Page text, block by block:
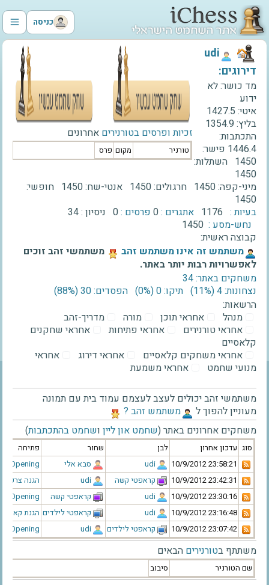
כניסה
זכיות ופרסים בטורנירים אחרונים
טורניר מקום פרס
‫udi‬
דירוגים:
מד כושר:לא
ידוע
איטי: 1427.5
בליץ:1354.9
התכתבות:
1446.4 פישר:
1450 השתלות:
1450
מיני-קפה:1450 חרגולים:1450 אנטי-שח:1450 חופשי:
1450
בעיות : 1176 אתגרים :0 פרסים :0 ניסיון :34
נחש-מסע : 1450
קבוצה ראשית:
‫משתמש זה אינו משתמש זהב‬
משתמשי זהב זוכים
לאפשרויות רבות יותר באתר.
משחקים באתר: 34
נצחונות: 4 ‫(11%)‬
תיקו: 0 ‫(0%)‬
הפסדים: 30 ‫(88%)‬
הרשאות:
מנהל
אחראי תוכן מורה
מדריך-זהב
אחראי טורנירים
אחראי פתיחות
אחראי שחקנים
קלאסיים
אחראי משחקים קלאסיים
אחראי דירוג
אחראי
מנועי שחמט
אחראי משמעת
משתמשי זהב יכולים לעצב לעצמם עמוד בית עם תמונה
מעוניין להפוך ל
‫משתמש זהב ?‬
משחקים אחרונים באתר (שחמט און ליין ושחמט בהתכתבות)
סוג עדכון אחרון לבן שחור
פתיחה
‫10/9/2012 23:58:21‬
‫udi‬ ‫סבא אלי‬
Opening
‫10/9/2012 23:42:31‬
‫קראפטי קשה‬ ‫udi‬
הגנה
‫10/9/2012 23:30:16‬
‫udi‬ ‫קראפטי קשה‬
Opening
‫10/9/2012 23:16:48‬
‫udi‬ ‫קראפטי לילדים‬ הגנת קארו
‫10/9/2012 23:07:42‬
‫קראפטי לילדים‬ ‫udi‬
Opening
משתתף בטורנירים הבאים
שם הטורניר סיבוב